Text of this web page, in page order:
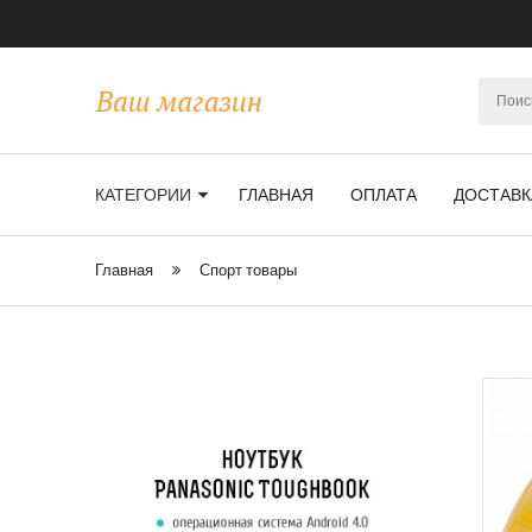
КАТЕГОРИИ ГЛАВНАЯ ОПЛАТА
Главная Спорт товары